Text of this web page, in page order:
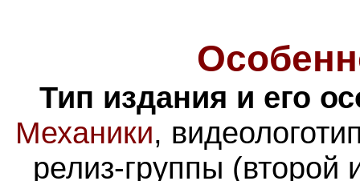
Тип издания и его
Механики,
релиз-группы (второй